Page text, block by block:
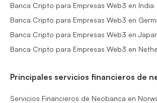
Banca Cripto para Empresas Web3 en India
Banca Cripto para Empresas Web3 en
Banca Cripto para Empresas Web3 en
Banca Cripto para Empresas Web3 en
Principales servicios financieros de
Servicios Financieros de Neobanca en